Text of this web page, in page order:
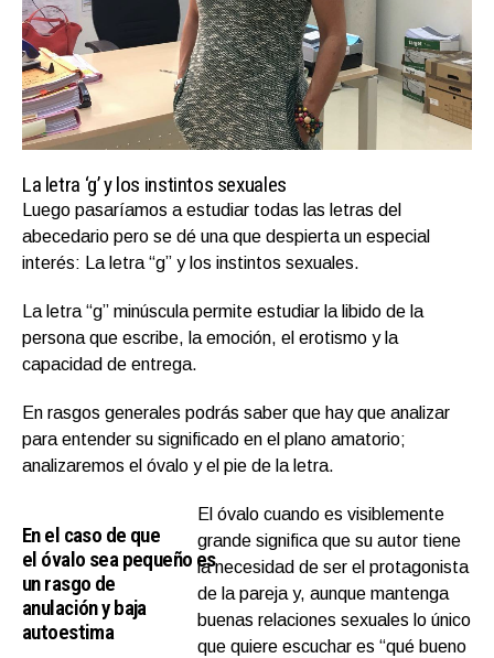
La letra ‘g’ y los instintos sexuales
Luego pasaríamos a estudiar todas las letras del
abecedario pero se dé una que despierta un especial
interés: La letra “g” y los instintos sexuales.
La letra “g” minúscula permite estudiar la libido de la
persona que escribe, la emoción, el erotismo y la
capacidad de entrega.
En rasgos generales podrás saber que hay que analizar
para entender su significado en el plano amatorio;
analizaremos el óvalo y el pie de la letra.
En el caso de que
el óvalo sea pequeño es
un rasgo de
anulación y baja
autoestima
El óvalo cuando es visiblemente
grande significa que su autor tiene
la necesidad de ser el protagonista
de la pareja y, aunque mantenga
buenas relaciones sexuales lo único
que quiere escuchar es “qué bueno